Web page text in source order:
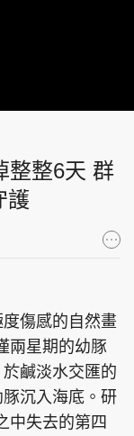
整整6天 群
護
傷感的自然畫
兩星期的幼豚
鹹淡水交匯的
沉入海底。研
中失去的第四